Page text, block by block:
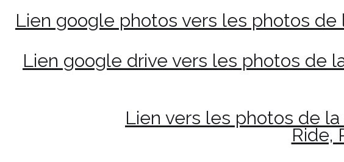
Lien google photos vers les photos
Lien google drive vers les photos de
Lien vers les photos de
Ride,